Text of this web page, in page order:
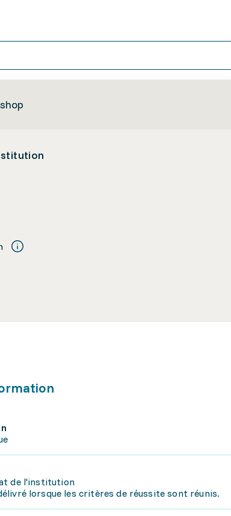
de l'institution
lorsque les critères de réussite sont réunis.